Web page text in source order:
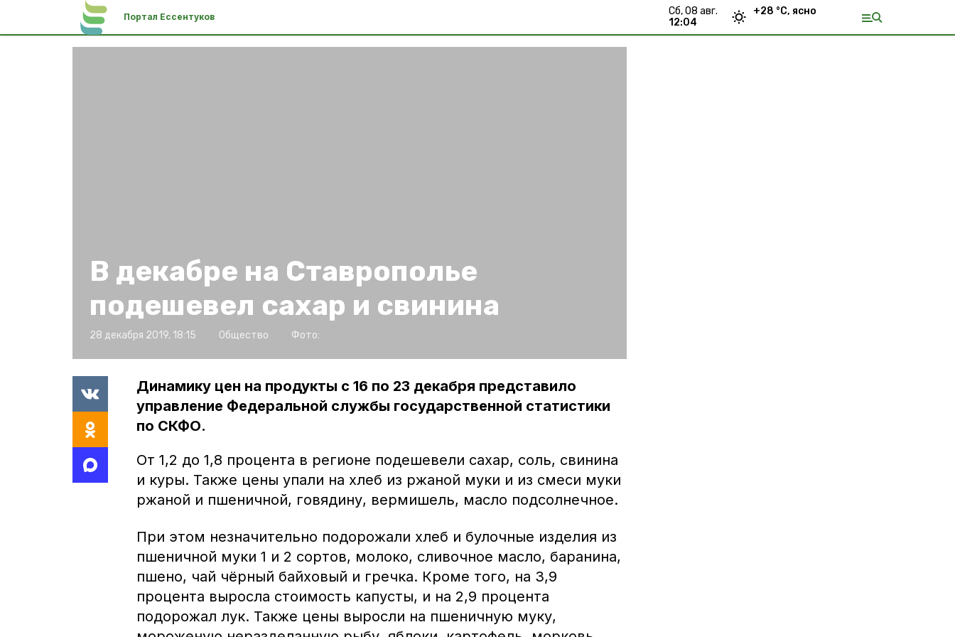
Портал Ессентуков
сб, 08 авг.
12:04
+28 °С, ясно
В декабре на Ставрополье
подешевел сахар и свинина
28 декабря 2019, 18:15 Общество Фото:
Динамику цен на продукты с 16 по 23 декабря представило
управление Федеральной службы государственной статистики
по СКФО.
От 1,2 до 1,8 процента в регионе подешевели сахар, соль, свинина
и куры. Также цены упали на хлеб из ржаной муки и из смеси муки
ржаной и пшеничной, говядину, вермишель, масло подсолнечное.
При этом незначительно подорожали хлеб и булочные изделия из
пшеничной муки 1 и 2 сортов, молоко, сливочное масло, баранина,
пшено, чай чёрный байховый и гречка. Кроме того, на 3,9
процента выросла стоимость капусты, и на 2,9 процента
подорожал лук. Также цены выросли на пшеничную муку,